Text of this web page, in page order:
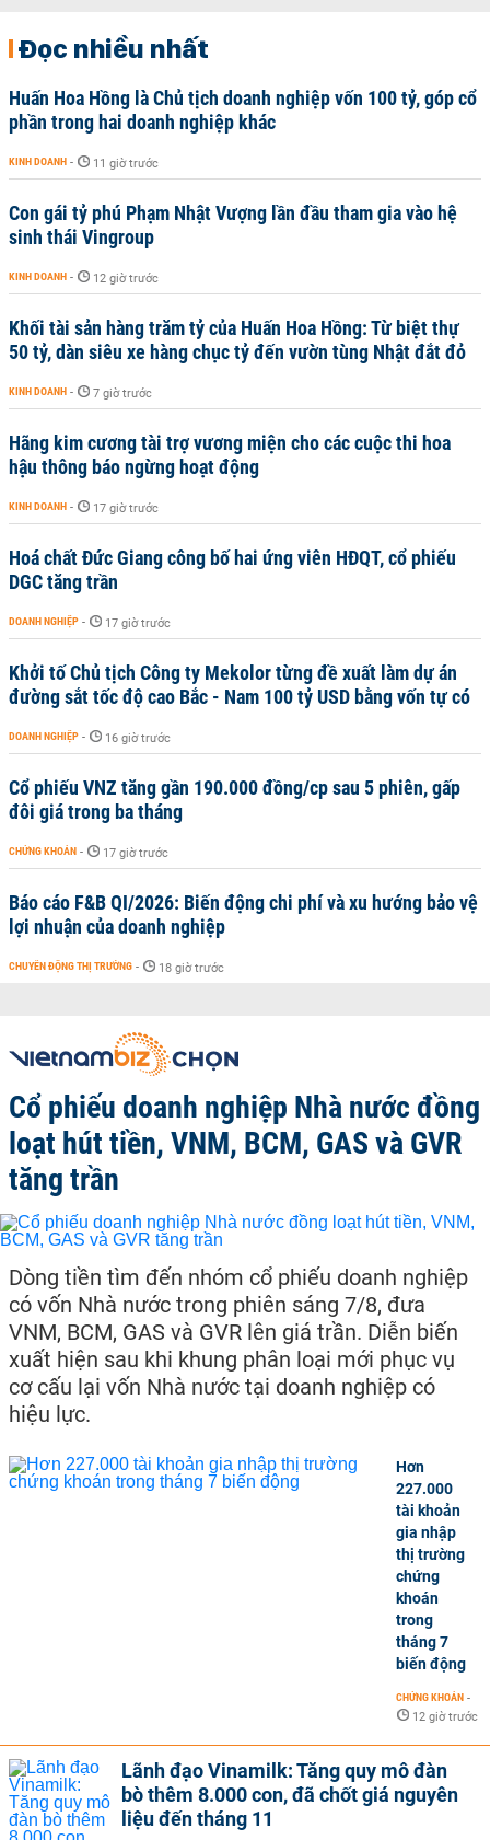
Đọc nhiều nhất
Huấn Hoa Hồng là Chủ tịch doanh nghiệp vốn 100 tỷ, góp cổ
phần trong hai doanh nghiệp khác
KINH DOANH - 11 giờ trước
Con gái tỷ phú Phạm Nhật Vượng lần đầu tham gia vào hệ
sinh thái Vingroup
KINH DOANH - 12 giờ trước
Khối tài sản hàng trăm tỷ của Huấn Hoa Hồng: Từ biệt thự
50 tỷ, dàn siêu xe hàng chục tỷ đến vườn tùng Nhật đắt đỏ
KINH DOANH - 7 giờ trước
Hãng kim cương tài trợ vương miện cho các cuộc thi hoa
hậu thông báo ngừng hoạt động
KINH DOANH - 17 giờ trước
Hoá chất Đức Giang công bố hai ứng viên HĐQT, cổ phiếu
DGC tăng trần
DOANH NGHIỆP - 17 giờ trước
Khởi tố Chủ tịch Công ty Mekolor từng đề xuất làm dự án
đường sắt tốc độ cao Bắc - Nam 100 tỷ USD bằng vốn tự có
DOANH NGHIỆP - 16 giờ trước
Cổ phiếu VNZ tăng gần 190.000 đồng/cp sau 5 phiên, gấp
đôi giá trong ba tháng
CHỨNG KHOÁN - 17 giờ trước
Báo cáo F&B QI/2026: Biến động chi phí và xu hướng bảo vệ
lợi nhuận của doanh nghiệp
CHUYỂN ĐỘNG THỊ TRƯỜNG - 18 giờ trước
Cổ phiếu doanh nghiệp Nhà nước đồng
loạt hút tiền, VNM, BCM, GAS và GVR
tăng trần
Dòng tiền tìm đến nhóm cổ phiếu doanh nghiệp
có vốn Nhà nước trong phiên sáng 7/8, đưa
VNM, BCM, GAS và GVR lên giá trần. Diễn biến
xuất hiện sau khi khung phân loại mới phục vụ
cơ cấu lại vốn Nhà nước tại doanh nghiệp có
hiệu lực.
Hơn
227.000
tài khoản
gia nhập
thị trường
chứng
khoán
trong
tháng 7
biến động
CHỨNG KHOÁN -
12 giờ trước
Lãnh đạo Vinamilk: Tăng quy mô đàn
bò thêm 8.000 con, đã chốt giá nguyên
liệu đến tháng 11